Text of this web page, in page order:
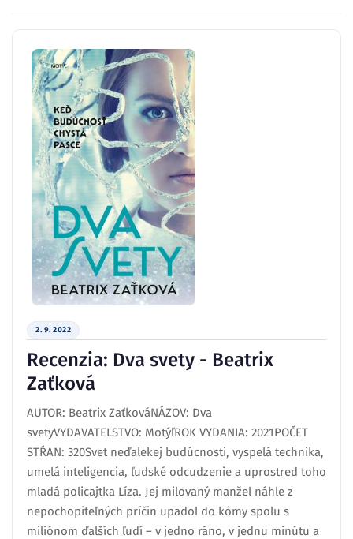
2. 9. 2022
Recenzia: Dva svety - Beatrix
Zaťková
AUTOR: Beatrix ZaťkováNÁZOV: Dva
svetyVYDAVATEĽSTVO: MotýľROK VYDANIA: 2021POČET
STŔAN: 320Svet neďalekej budúcnosti, vyspelá technika,
umelá inteligencia, ľudské odcudzenie a uprostred toho
mladá policajtka Líza. Jej milovaný manžel náhle z
nepochopiteľných príčin upadol do kómy spolu s
miliónom ďalších ľudí – v jedno ráno, v jednu minútu a